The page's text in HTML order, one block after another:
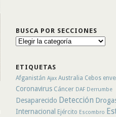
BUSCA POR SECCIONES
Busca
ETIQUETAS
Afganistán Ajax Australia Cebos
Coronavirus Cáncer DAF Derrumbe
Desaparecido Detección
Internacional
Ejército Escombro